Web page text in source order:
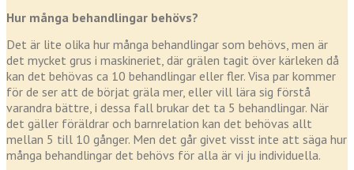
Hur många behandlingar behövs?
Det är lite olika hur många behandlingar som behövs, men är
det mycket grus i maskineriet, där grälen tagit över kärleken då
kan det behövas ca 10 behandlingar eller fler. Visa par kommer
för de ser att de börjat gräla mer, eller vill lära sig förstå
varandra bättre, i dessa fall brukar det ta 5 behandlingar. När
det gäller föräldrar och barnrelation kan det behövas allt
mellan 5 till 10 gånger. Men det går givet visst inte att säga hur
många behandlingar det behövs för alla är vi ju individuella.